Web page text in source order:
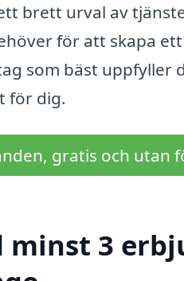
brett urval av
för att skapa
som bäst uppfyller
för dig.
gratis och utan
minst 3